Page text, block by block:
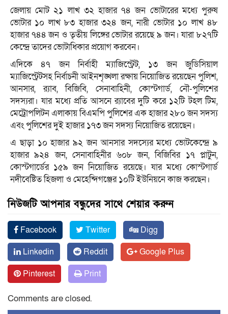
জেলায় মোট ২১ লাখ ৩২ হাজার ৭৪ জন ভোটারের মধ্যে পুরুষ
ভোটার ১০ লাখ ৮৩ হাজার ৩২৪ জন, নারী ভোটার ১০ লাখ ৪৮
হাজার ৭৪৪ জন ও তৃতীয় লিঙ্গের ভোটার রয়েছে ৯ জন। যারা ৮২৭টি
কেন্দ্রে তাদের ভোটাধিকার প্রয়োগ করবেন।
এদিকে ৪৭ জন নির্বাহী ম্যাজিস্ট্রেট, ১৩ জন জুডিসিয়াল
ম্যাজিস্ট্রেটসহ নির্বাচনী আইনশৃঙ্খলা রক্ষায় নিয়োজিত রয়েছেন পুলিশ,
আনসার, র‌্যাব, বিজিবি, সেনাবাহিনী, কোস্টগার্ড, নৌ-পুলিশের
সদস্যরা। যার মধ্যে প্রতি আসনে র‌্যাবের দুটি করে ১২টি টহল টিম,
মেট্রোপলিটন এলাকায় বিএমপি পুলিশের এক হাজার ২৮০ জন সদস্য
এবং পুলিশের দুই হাজার ১৭৩ জন সদস্য নিয়োজিত রয়েছেন।
এ ছাড়া ১০ হাজার ৯২ জন আনসার সদস্যের মধ্যে ভোটকেন্দ্রে ৯
হাজার ৯২৪ জন, সেনাবাহিনীর ৬০৮ জন, বিজিবির ১৭ প্লাটুন,
কোস্টগার্ডের ১৫৯ জন নিয়োজিত রয়েছে। যার মধ্যে কোস্টগার্ড
নদীবেষ্টিত হিজলা ও মেহেন্দিগঞ্জের ১০টি ইউনিয়নে কাজ করছেন।
নিউজটি আপনার বন্ধুদের সাথে শেয়ার করুন
Facebook Twitter
Digg
Linkedin
Reddit
Google Plus
Pinterest
Print
Comments are closed.